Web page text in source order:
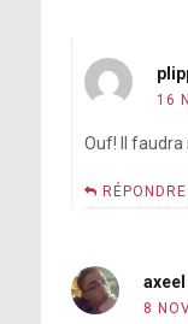
16
Ouf! Il faudra
RÉPONDRE
axeel
8